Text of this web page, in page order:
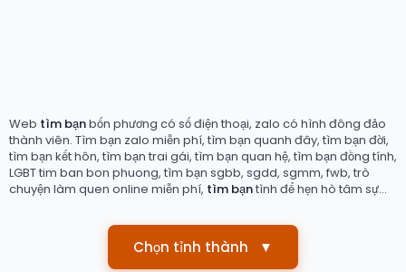
Web tìm bạnbốn phương có số điện thoại, zalo có hình đông đảo
thành viên. Tìm bạn zalo miễn phí, tìm bạn quanh đây, tìm bạn đời,
tìm bạn kết hôn, tìm bạn trai gái, tìm bạn quan hệ, tìm bạn đồng tính,
LGBT tim ban bon phuong, tìm bạn sgbb, sgdd, sgmm, fwb, trò
chuyện làm quen online miễn phí, tìm bạntình để hẹn hò tâm sự...
Chọn tỉnh thành ▼